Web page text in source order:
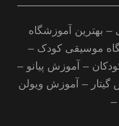
– بهترین آموزشگاه
موسیقی کودک –
– آموزش پیانو –
– آموزش ویولن
–